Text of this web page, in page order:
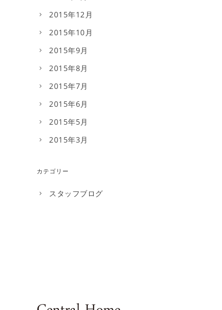
2015年12月
2015年10月
2015年9月
2015年8月
2015年7月
2015年6月
2015年5月
2015年3月
カテゴリー
スタッフブログ